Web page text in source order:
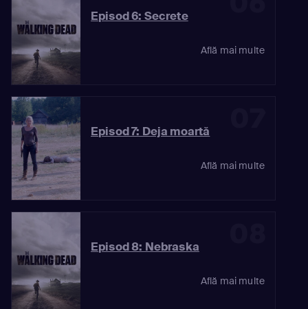
Episod 6: Secrete
Află mai multe
Episod 7: Deja moartă
Află mai multe
Episod 8: Nebraska
Află mai multe